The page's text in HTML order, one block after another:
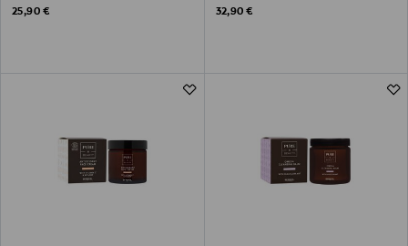
Original Price
25,90 €
Original Price
32,90 €